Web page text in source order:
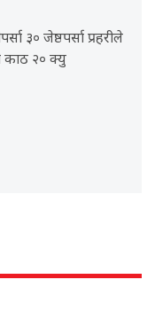
३० जेष्ठपर्सा प्रहरीले
२० क्यु